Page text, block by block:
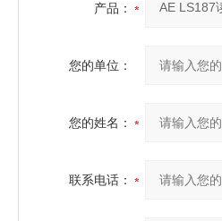
产品：
您的单位：
您的姓名：
联系电话：